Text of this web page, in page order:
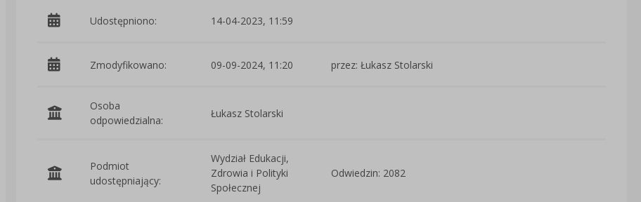
Udostępniono: 14-04-2023, 11:59
Zmodyfikowano: 09-09-2024, 11:20 przez: Łukasz Stolarski
Osoba
odpowiedzialna:
Łukasz Stolarski
Podmiot
udostępniający:
Wydział Edukacji,
Zdrowia i Polityki
Społecznej
Odwiedzin: 2082